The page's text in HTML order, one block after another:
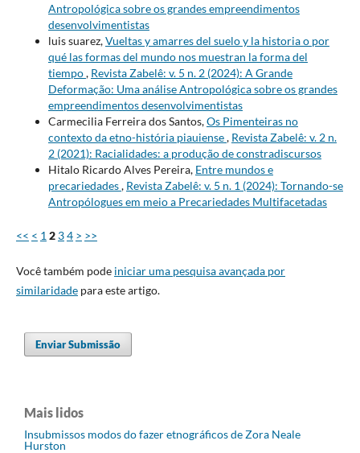
Antropológica sobre os grandes empreendimentos
desenvolvimentistas
luis suarez,Vueltas y amarres del suelo y la historia o por
qué las formas del mundo nos muestran la forma del
tiempo, Revista Zabelê: v. 5 n. 2 (2024): A Grande
Deformação: Uma análise Antropológica sobre os grandes
empreendimentos desenvolvimentistas
Carmecilia Ferreira dos Santos,Os Pimenteiras no
contexto da etno-história piauiense, Revista Zabelê: v. 2 n.
2 (2021): Racialidades: a produção de constradiscursos
Hitalo Ricardo Alves Pereira, Entre mundos e
precariedades, Revista Zabelê: v. 5 n. 1 (2024): Tornando-se
Antropólogues em meio a Precariedades Multifacetadas
<< < 1 2 34 > >>
Você também pode iniciar uma pesquisa avançada por
similaridadepara este artigo.
Enviar Submissão
Mais lidos
Insubmissos modos do fazer etnográficos de Zora Neale
Hurston